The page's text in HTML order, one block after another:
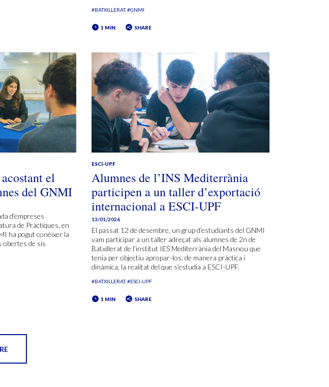
#BATXILLERAT #GNMI
1 MIN SHARE
el
del GNMI
d’empreses
de Pràctiques, en
ha pogut conèixer la
obertes de sis
ESCI-UPF
Alumnes de l’INS Mediterrània
participen a un taller d’exportació
internacional a ESCI-UPF
13/01/2026
El passat 12 de desembre, un grup d’estudiants del GNMI
vam participar a un taller adreçat als alumnes de 2n de
Batxillerat de l’institut IES Mediterrània del Masnou que
tenia per objectiu apropar-los, de manera pràctica i
dinàmica, la realitat del que s’estudia a ESCI-UPF.
#BATXILLERAT #ESCI-UPF
1 MIN SHARE